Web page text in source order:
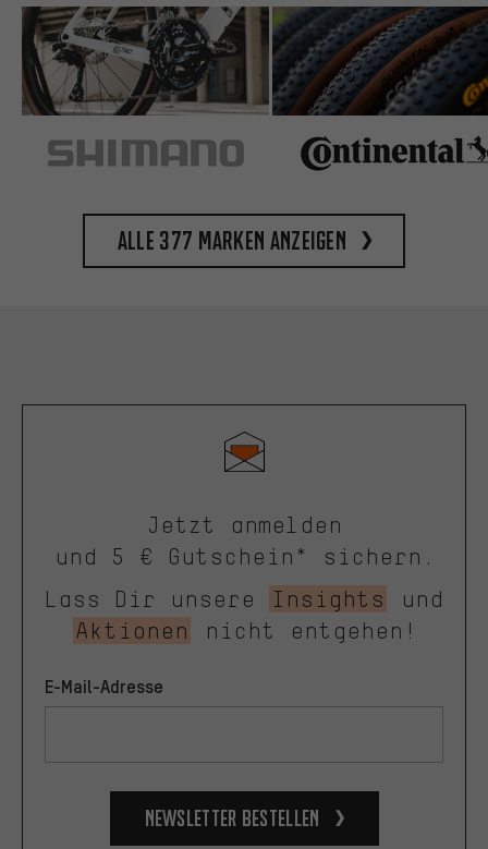
Alle 377 Marken anzeigen
Jetzt anmelden
und 5 € Gutschein* sichern.
Lass Dir unsere
Insights
und
Aktionen
nicht entgehen!
E-Mail-Adresse
Newsletter bestellen